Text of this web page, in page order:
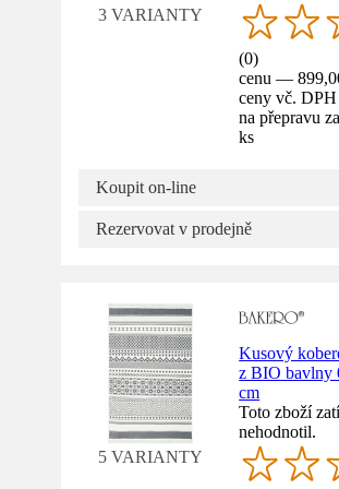
3 VARIANTY
(0)
cenu —
ceny vč. DPH
na přepravu
ks
Koupit on-line
Rezervovat v prodejně
5 VARIANTY
Kusový
z BIO bavlny
cm
Toto zboží
nehodnotil.